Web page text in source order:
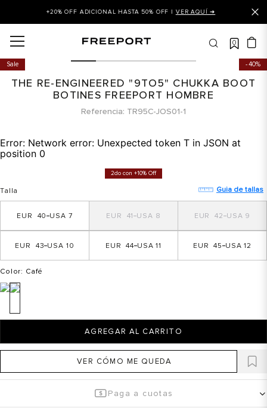
+20% OFF ADICIONAL HASTA 50% OFF | VER AQUÍ ➜
0
40%
Sale
THE RE-ENGINEERED "9TO5" CHUKKA BOOT
BOTINES FREEPORT HOMBRE
Referencia TR95C-JOS01-1
Error: Network error: Unexpected token T in JSON at
position 0
2do con +10% Off
Talla Guia de tallas
7
40 8
41 9
42
10
43 11
44 12
45
Color: Café
AGREGAR AL CARRITO
VER CÓMO ME QUEDA
Paga a cuotas
balance
puma
tommy hilfiger
mujer